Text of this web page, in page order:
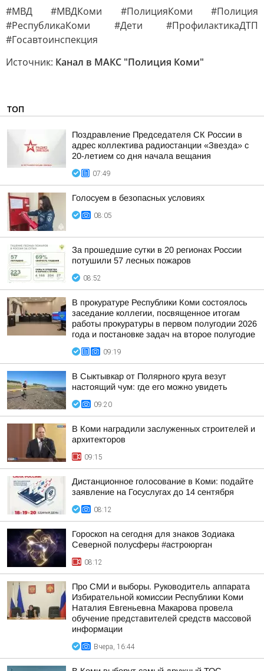
#МВД #МВДКоми #ПолицияКоми #Полиция
#РеспубликаКоми #Дети #ПрофилактикаДТП
#Госавтоинспекция
Источник: Канал в МАКС "Полиция Коми"
ТОП
Поздравление Председателя СК России в
адрес коллектива радиостанции «Звезда» с
20-летием со дня начала вещания
07:49
Голосуем в безопасных условиях
08:05
За прошедшие сутки в 20 регионах России
потушили 57 лесных пожаров
08:52
В прокуратуре Республики Коми состоялось
заседание коллегии, посвященное итогам
работы прокуратуры в первом полугодии 2026
года и постановке задач на второе полугодие
09:19
В Сыктывкар от Полярного круга везут
настоящий чум: где его можно увидеть
09:20
В Коми наградили заслуженных строителей и
архитекторов
09:15
Дистанционное голосование в Коми: подайте
заявление на Госуслугах до 14 сентября
08:12
Гороскоп на сегодня для знаков Зодиака
Северной полусферы #астроюрган
08:12
Про СМИ и выборы. Руководитель аппарата
Избирательной комиссии Республики Коми
Наталия Евгеньевна Макарова провела
обучение представителей средств массовой
информации
Вчера, 16:44